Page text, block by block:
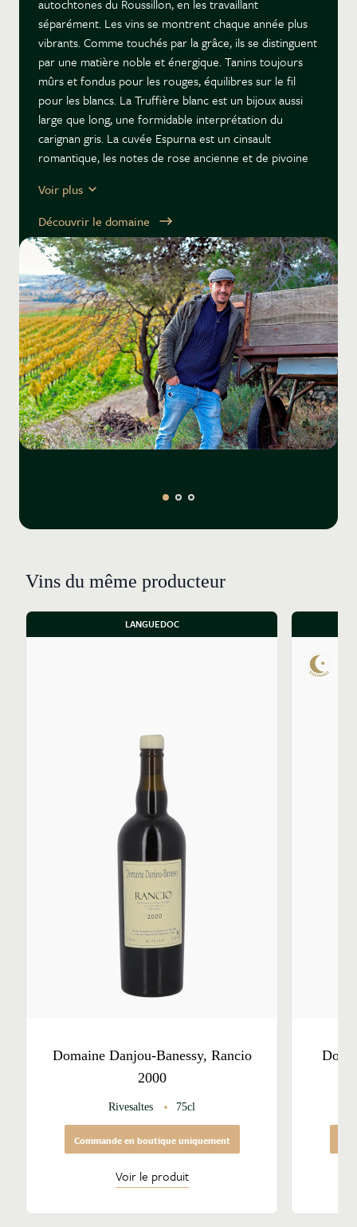
autochtones du Roussillon, en les travaillant
séparément. Les vins se montrent chaque année plus
vibrants. Comme touchés par la grâce, ils se distinguent
par une matière noble et énergique. Tanins toujours
mûrs et fondus pour les rouges, équilibres sur le fil
pour les blancs. La Truffière blanc est un bijoux aussi
large que long, une formidable interprétation du
carignan gris. La cuvée Espurna est un cinsault
romantique, les notes de rose ancienne et de pivoine
parmi les plus enthousiasmants du vignoble français.
Voir plus
Découvrir le domaine
Vins du même producteur
LANGUEDOC
Domaine Danjou-Banessy, Rancio
2000
Rivesaltes 75cl
Commande en boutique uniquement
Voir le produit